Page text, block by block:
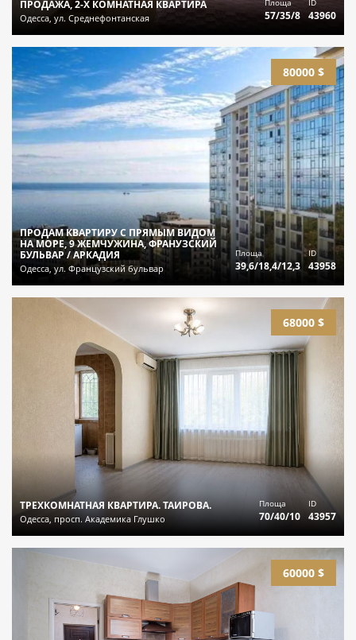
ПРОДАЖА, 2-Х КОМНАТНАЯ КВАРТИРА
Одесса, ул. Среднефонтанская 57/35/8 43960
80000 $
ПРОДАМ КВАРТИРУ С ПРЯМЫМ ВИДОМ
НА МОРЕ, 9 ЖЕМЧУЖИНА, ФРАНУЗСКИЙ
БУЛЬВАР / АРКАДИЯ
Одесса, ул. Французский бульвар
Площа
39,6/18,4/12,3
ID
43958
68000 $
ТРЕХКОМНАТНАЯ КВАРТИРА. ТАИРОВА.
Одесса, просп. Академика Глушко
Площа
70/40/10
ID
43957
60000 $